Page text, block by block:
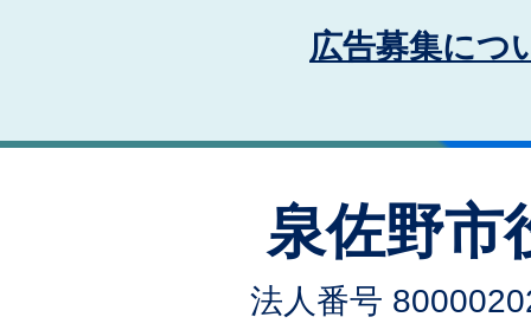
広告募集につ
泉佐野市
法人番号